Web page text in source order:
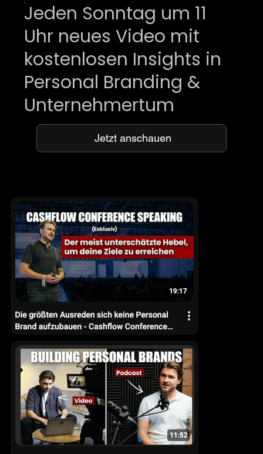
Jeden Sonntag um 11
Uhr neues Video mit
kostenlosen Insights in
Personal Branding &
Unternehmertum
Jetzt anschauen